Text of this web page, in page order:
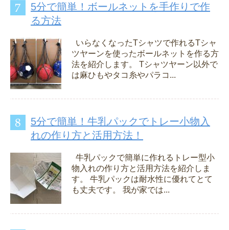
5分で簡単！ボールネットを手作りで作
る方法
いらなくなったTシャツで作れるTシャ
ツヤーンを使ったボールネットを作る方
法を紹介します。 Tシャツヤーン以外で
は麻ひもやタコ糸やパラコ...
5分で簡単！牛乳パックでトレー小物入
れの作り方と活用方法！
牛乳パックで簡単に作れるトレー型小
物入れの作り方と活用方法を紹介しま
す。 牛乳パックは耐水性に優れてとて
も丈夫です。 我が家では...